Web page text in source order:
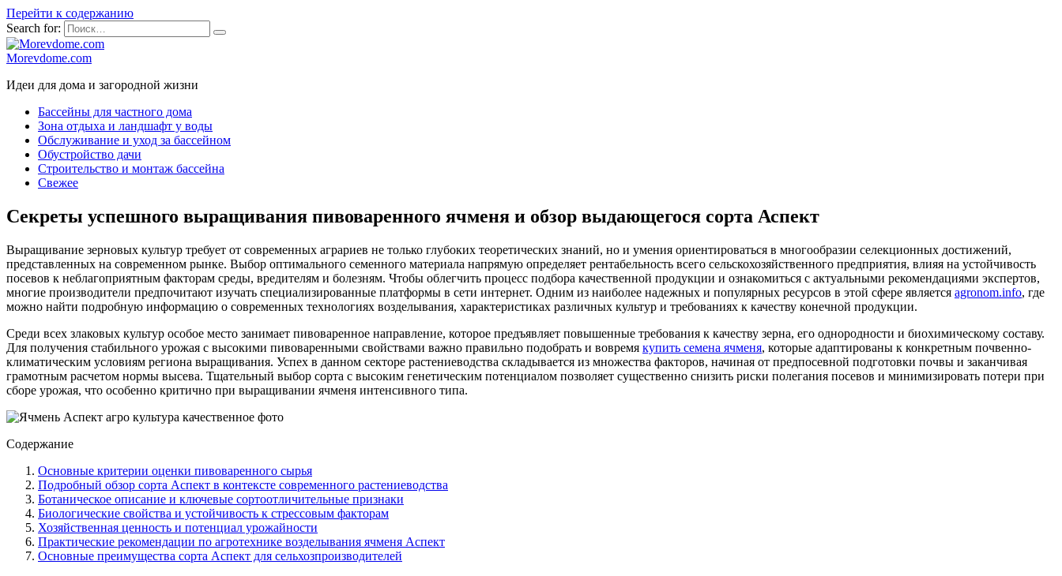
Перейти к содержанию
Search for:
Morevdome.com
Идеи для дома и загородной жизни
Бассейны для частного дома
Зона отдыха и ландшафт у воды
Обслуживание и уход за бассейном
Обустройство дачи
Строительство и монтаж бассейна
Свежее
Секреты успешного выращивания пивоваренного ячменя и обзор выдающегося сорта Аспект
Выращивание зерновых культур требует от современных аграриев не только глубоких теоретических знаний, но и умения ориентироваться в многообразии селекционных достижений,
представленных на современном рынке. Выбор оптимального семенного материала напрямую определяет рентабельность всего сельскохозяйственного предприятия, влияя на устойчивость
посевов к неблагоприятным факторам среды, вредителям и болезням. Чтобы облегчить процесс подбора качественной продукции и ознакомиться с актуальными рекомендациями экспертов,
многие производители предпочитают изучать специализированные платформы в сети интернет. Одним из наиболее надежных и популярных ресурсов в этой сфере является agronom.info, где
можно найти подробную информацию о современных технологиях возделывания, характеристиках различных культур и требованиях к качеству конечной продукции.
Среди всех злаковых культур особое место занимает пивоваренное направление, которое предъявляет повышенные требования к качеству зерна, его однородности и биохимическому составу.
Для получения стабильного урожая с высокими пивоваренными свойствами важно правильно подобрать и вовремя купить семена ячменя, которые адаптированы к конкретным почвенно-
климатическим условиям региона выращивания. Успех в данном секторе растениеводства складывается из множества факторов, начиная от предпосевной подготовки почвы и заканчивая
грамотным расчетом нормы высева. Тщательный выбор сорта с высоким генетическим потенциалом позволяет существенно снизить риски полегания посевов и минимизировать потери при
сборе урожая, что особенно критично при выращивании ячменя интенсивного типа.
Содержание
Основные критерии оценки пивоваренного сырья
Подробный обзор сорта Аспект в контексте современного растениеводства
Ботаническое описание и ключевые сортоотличительные признаки
Биологические свойства и устойчивость к стрессовым факторам
Хозяйственная ценность и потенциал урожайности
Практические рекомендации по агротехнике возделывания ячменя Аспект
Основные преимущества сорта Аспект для сельхозпроизводителей